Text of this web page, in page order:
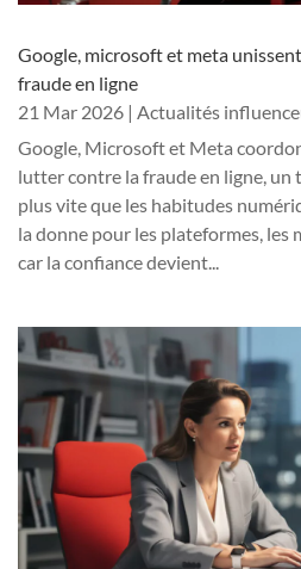
Google, microsoft et meta
fraude en ligne
21 Mar 2026 | Actualités
Google, Microsoft et Meta
lutter contre la fraude en ligne, un
plus vite que les habitudes
la donne pour les plateformes, les
car la confiance devient...